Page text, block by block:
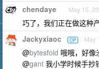
chendaye May 15,
巧了，我们正在做这种产
Jackyxiaoc OP May
@bytesfold 哦哦，好像
@gant 我小学时候手抄